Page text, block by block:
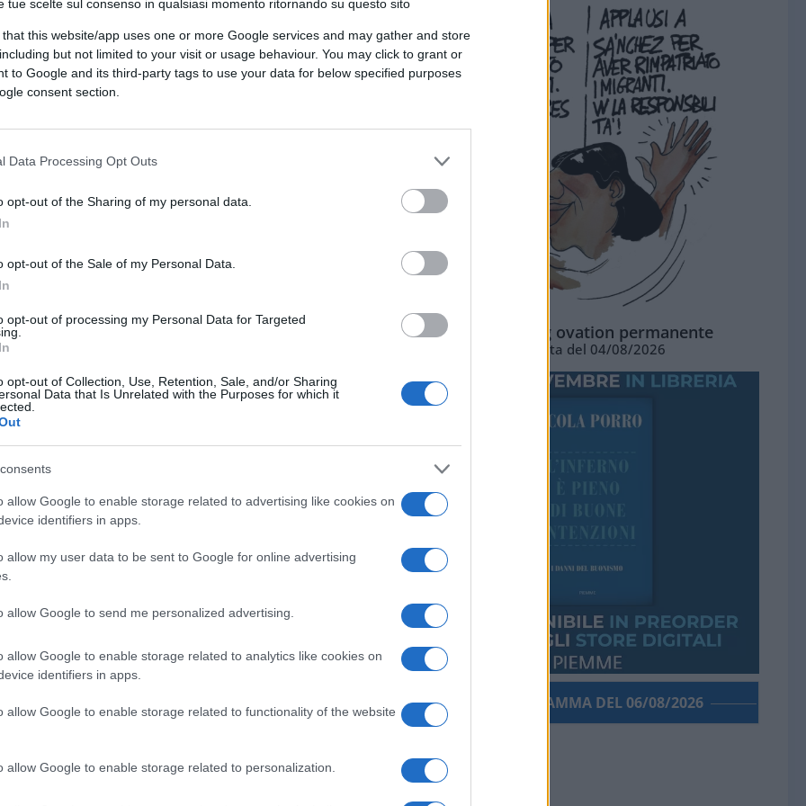
tue scelte sul consenso in qualsiasi momento ritornando su questo sito
that this website/app uses one or more Google services and may gather and store
but not limited to your visit or usage behaviour. You may click to grant or
to Google and its third-party tags to use your data for below specified purposes
consent section.
Data Processing Opt Outs
opt-out of the Sharing of my personal data.
opt-out of the Sale of my Personal Data.
opt-out of processing my Personal Data for Targeted
opt-out of Collection, Use, Retention, Sale, and/or Sharing
Data that Is Unrelated with the Purposes for which it
allow Google to enable storage related to advertising like cookies on
identifiers in apps.
allow my user data to be sent to Google for online advertising
allow Google to send me personalized advertising.
allow Google to enable storage related to analytics like cookies on
identifiers in apps.
allow Google to enable storage related to functionality of the website
allow Google to enable storage related to personalization.
in 182 paesi del mondo. Il suo
cardinali che cercano un’alternativaal
Parolin.
Ranjith, 78 anni, arcivescovo della
di due importanti dicasteri vaticani,
Curia e delle sue ombre. Parolin resta
vaticana, ma c’è chi cerca un profilo
globale.
lo ha abitato. Parla oltre all’italiano,
di Propaganda Fide e del Culto Divino.
immobiliare del cardinale Sepe, protetto
senza soggiorno né alloggio.
nunzio in Indonesia, il Paese
la salita: vescovo, cardinale, guida della
oltre 260 morti, Ranjith
“Tu sei un fratello”, rivolta a un
un gesto di riconciliazione, ma
di aver ignorato allarmi precisi. La
e ottenne nel 2025 che 167 vittime
non torna sulla morte del Papa
La standing ovation permanente
Vignetta del 04/08/2026
PORROGRAMMA DEL 06/08/2026